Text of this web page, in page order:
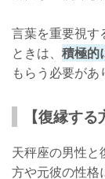
言葉を重要視す
ときは、 積極的
もらう必要があ
【復縁す
天秤座の男性と
方や元彼の性格